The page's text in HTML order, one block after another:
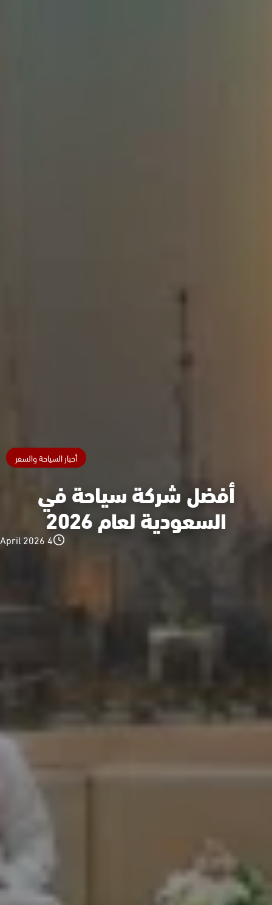
أخبار السياحة والسفر
أفضل شركة سياحة في
السعودية لعام 2026
4 April 2026